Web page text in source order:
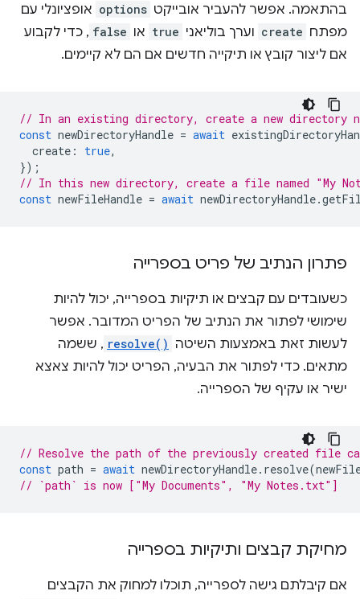
בהתאמה. אפשר להעביר אובייקט options אופציונלי עם
מפתח create וערך בוליאני true או false , כדי לקבוע
אם ליצור קובץ או תיקייה חדשים אם הם לא קיימים.
// In an existing directory, create a new directory
const newDirectoryHandle = await
create : true,
});
// In this new directory, create a file named "My
const newFileHandle = await newDirectoryHandle.
פתרון הנתיב של פריט בספרייה
כשעובדים עם קבצים או תיקיות בספרייה, יכול להיות
שימושי לפתור את הנתיב של הפריט המדובר. אפשר
לעשות זאת באמצעות השיטה resolve() , ששמה
מתאים. כדי לפתור את הבעיה, הפריט יכול להיות צאצא
ישיר או עקיף של הספרייה.
// Resolve the path of the previously created file
const path = await newDirectoryHandle. resolve(
// `path` is now ["My Documents", "My Notes.txt"]
מחיקת קבצים ותיקיות בספרייה
אם קיבלתם גישה לספרייה, תוכלו למחוק את הקבצים